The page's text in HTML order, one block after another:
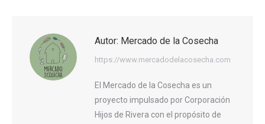
Autor: Mercado de la Cosecha
https://www.mercadodelacosecha.com
El Mercado de la Cosecha es un
proyecto impulsado por Corporación
Hijos de Rivera con el propósito de